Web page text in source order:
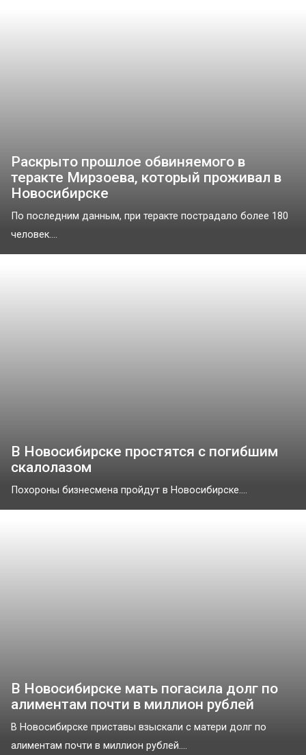
Раскрыто прошлое обвиняемого в
теракте Мирзоева, который проживал в
Новосибирске
По последним данным, при теракте пострадало более 180
человек....
В Новосибирске простятся с погибшим
скалолазом
Похороны бизнесмена пройдут в Новосибирске....
В Новосибирске мать погасила долг по
алиментам почти в миллион рублей
В Новосибирске приставы взыскали с матери долг по
алиментам почти в миллион рублей....